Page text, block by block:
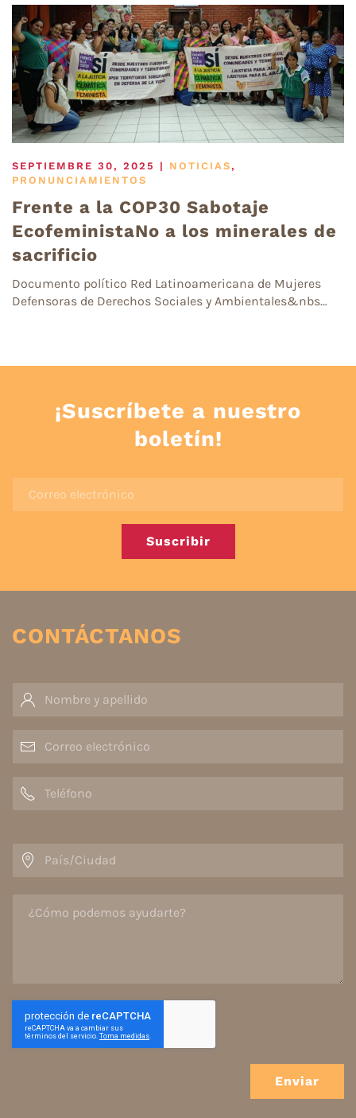
SEPTIEMBRE 30, 2025 | NOTICIAS,
PRONUNCIAMIENTOS
Frente a la COP30 Sabotaje
EcofeministaNo a los minerales de
sacrificio
Documento político Red Latinoamericana de Mujeres
Defensoras de Derechos Sociales y Ambientales&nbs…
¡Suscríbete a nuestro
boletín!
Suscribir
CONTÁCTANOS
Enviar